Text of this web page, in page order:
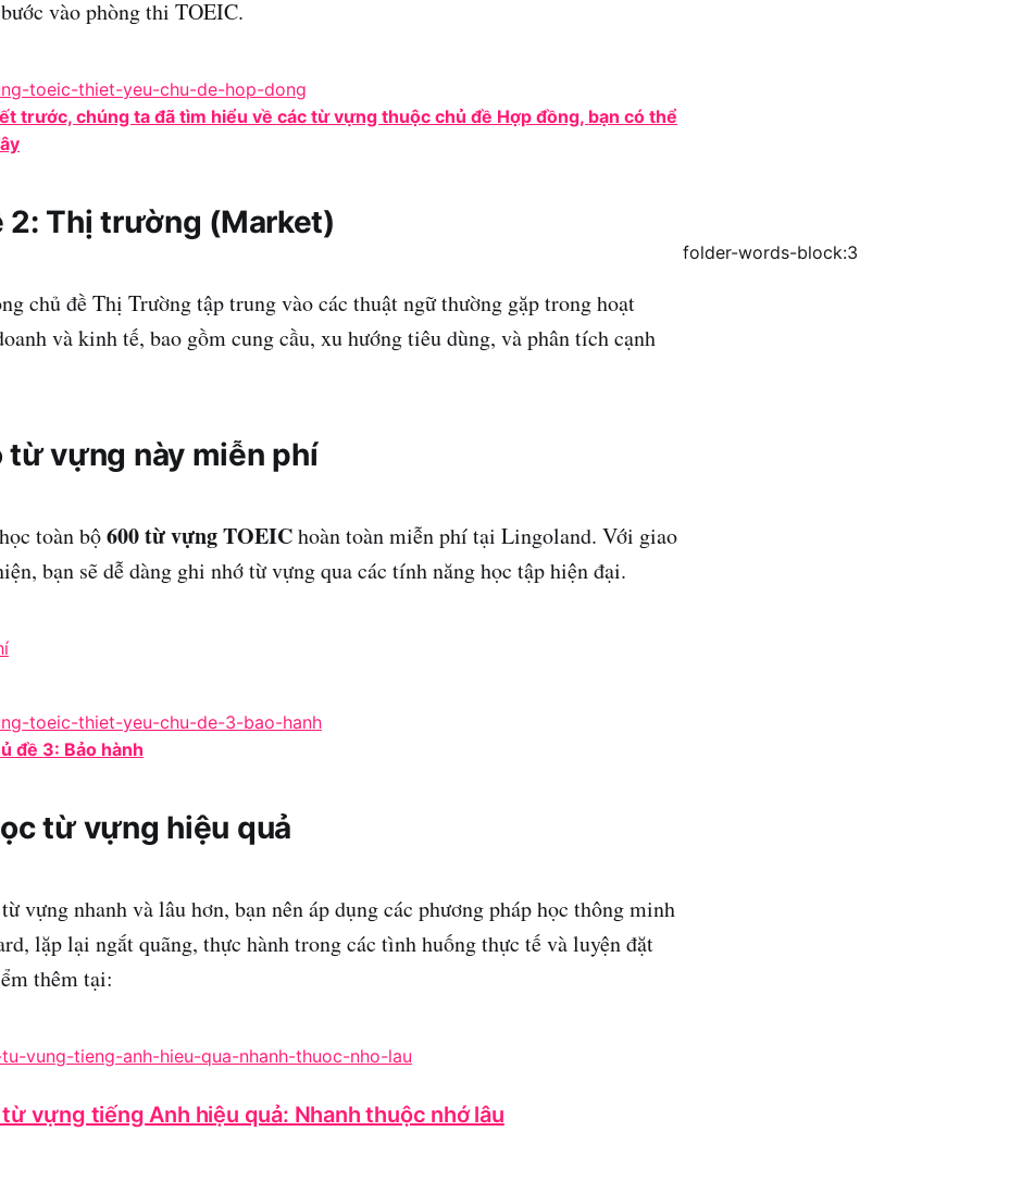
vào phòng thi TOEIC.
trước, chúng ta đã tìm hiểu về các từ vựng thuộc chủ đề Hợp đồng, bạn có thể
2: Thị trường (Market)
chủ đề Thị Trường tập trung vào các thuật ngữ thường gặp trong hoạt
và kinh tế, bao gồm cung cầu, xu hướng tiêu dùng, và phân tích cạnh
folder-words-block:3
từ vựng này miễn phí
toàn bộ600 từ vựng TOEIChoàn toàn miễn phí tại Lingoland. Với giao
bạn sẽ dễ dàng ghi nhớ từ vựng qua các tính năng học tập hiện đại.
đề 3: Bảo hành
từ vựng hiệu quả
vựng nhanh và lâu hơn, bạn nên áp dụng các phương pháp học thông minh
lặp lại ngắt quãng, thực hành trong các tình huống thực tế và luyện đặt
thêm tại:
vựng tiếng Anh hiệu quả: Nhanh thuộc nhớ lâu